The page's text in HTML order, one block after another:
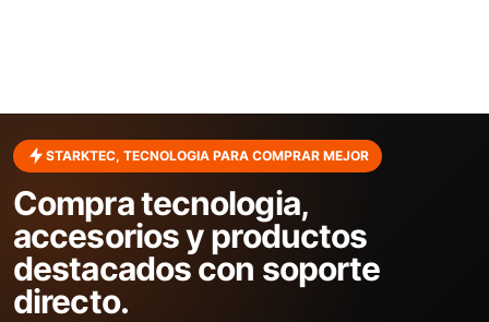
STARKTEC, TECNOLOGIA PARA COMPRAR MEJOR
Compra tecnologia,
accesorios y productos
destacados con soporte
directo.